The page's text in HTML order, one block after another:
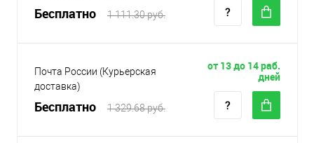
Бесплатно 1 111.30 руб.
Почта России (Курьерская
доставка)
Бесплатно 1 329.68 руб.
от 13 до 14 раб.
дней